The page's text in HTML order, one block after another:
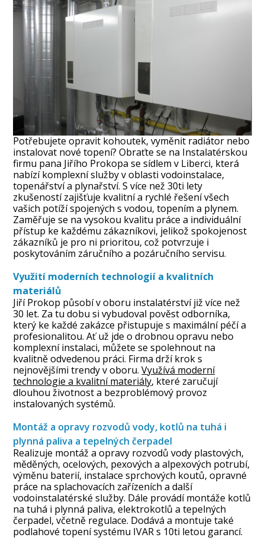
Potřebujete opravit kohoutek, vyměnit radiátor nebo
instalovat nové topení? Obraťte se na Instalatérskou
firmu pana Jiřího Prokopa se sídlem v Liberci, která
nabízí komplexní služby v oblasti vodoinstalace,
topenářství a plynařství. S více než 30ti lety
zkušeností zajišťuje kvalitní a rychlé řešení všech
vašich potíží spojených s vodou, topením a plynem.
Zaměřuje se na vysokou kvalitu práce a individuální
přístup ke každému zákazníkovi, jelikož spokojenost
zákazníků je pro ni prioritou, což potvrzuje i
poskytováním záručního a pozáručního servisu.
Využití moderních technologií a kvalitních
materiálů
Jiří Prokop působí v oboru instalatérství již více než
30 let. Za tu dobu si vybudoval pověst odborníka,
který ke každé zakázce přistupuje s maximální péčí a
profesionalitou. Ať už jde o drobnou opravu nebo
komplexní instalaci, můžete se spolehnout na
kvalitně odvedenou práci. Firma drží krok s
nejnovějšími trendy v oboru.Využívá moderní
technologie a kvalitní materiály, které zaručují
dlouhou životnost a bezproblémový provoz
instalovaných systémů.
Montáž a opravy rozvodů vody, kotlů na tuhá i
plynná paliva a tepelných čerpadel
Realizuje montáž a opravy rozvodů vody plastových,
měděných, ocelových, pexových a alpexových potrubí,
výměnu baterií, instalace sprchových koutů, opravné
práce na splachovacích zařízeních a další
vodoinstalatérské služby. Dále provádí montáže kotlů
na tuhá i plynná paliva, elektrokotlů a tepelných
čerpadel, včetně regulace. Dodává a montuje také
podlahové topení systému IVAR s 10ti letou garancí.